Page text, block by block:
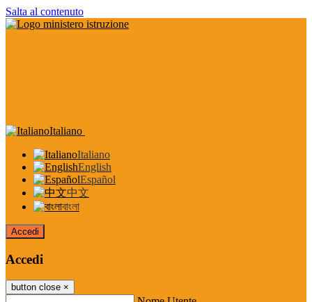
Salta al contenuto
Italiano
Italiano
English
Español
中文
বাংলা
Accedi
Accedi
button close ×